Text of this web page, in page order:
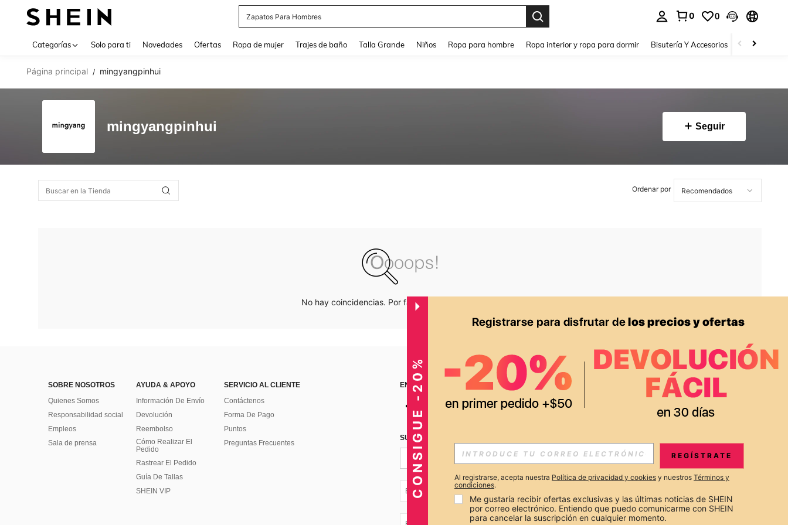
Zapatos Para Hombres
0 0
Categorías Solo para ti Novedades Ofertas Ropa de mujer Trajes de baño Talla Grande Niños Ropa para hombre Ropa interior y ropa para dormir Bisutería Y Accesorios Zapatos
Página principal / mingyangpinhui
mingyangpinhui Seguir
Ordenar por
No hay coincidencias. Por favor inténtalo de nuevo.
SOBRE NOSOTROS
Quienes Somos
Responsabilidad social
Empleos
Sala de prensa
AYUDA & APOYO
Información De Envío
Devolución
Reembolso
Cómo Realizar El
Pedido
Rastrear El Pedido
Guía De Tallas
SHEIN VIP
SERVICIO AL CLIENTE
Contáctenos
Forma De Pago
Puntos
Preguntas Frecuentes
ENCUÉNTRANOS EN APP
SUSCRÍBETE PARA RECIBIR OFERTAS EXCLUSIVAS, PROMOCIONES Y NOTICIAS DE SHEIN
Suscribir
EC + 593
CONSIGUE -20% REGÍSTRATE
Al registrarse, acepta nuestra Política de privacidad y cookies y nuestros Términos y
condiciones.
Me gustaría recibir ofertas exclusivas y las últimas noticias de SHEIN
por correo electrónico. Entiendo que puedo comunicarme con SHEIN
para cancelar la suscripción en cualquier momento.